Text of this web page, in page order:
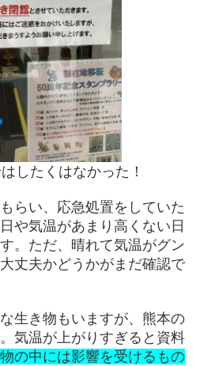
したくはなかった！
らい、応急処置をしていた
や気温があまり高くない日
。ただ、晴れて気温がグン
丈夫かどうかがまだ確認で
生き物もいますが、熊本の
気温が上がりすぎると資料
の中には影響を受けるもの